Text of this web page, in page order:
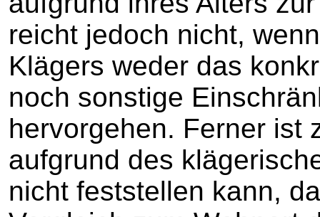
reicht jedoch nicht,
Klägers weder das
noch sonstige
hervorgehen. Ferner ist
aufgrund des
nicht feststellen kann,